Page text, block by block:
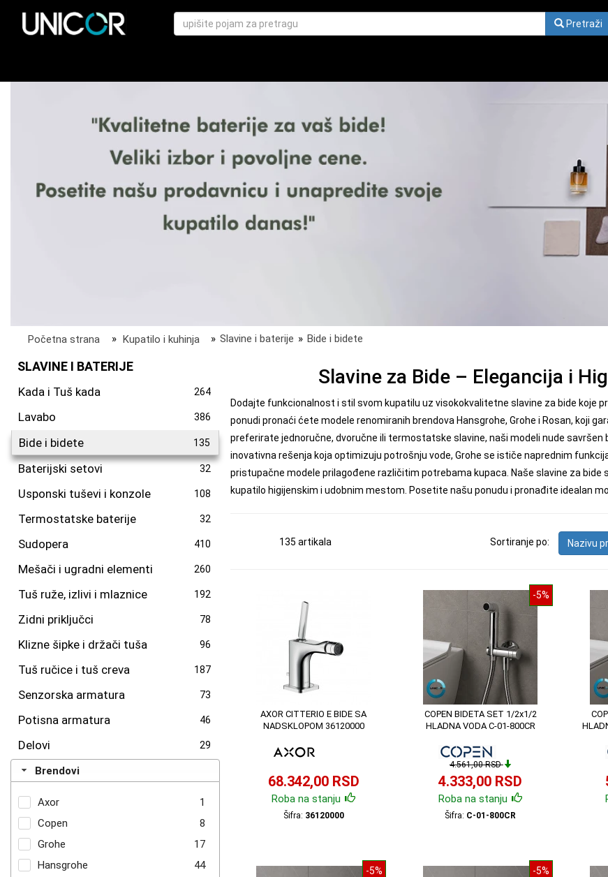
Pretraži
Početna strana » Kupatilo i kuhinja » Slavine i baterije » Bide i bidete
SLAVINE I BATERIJE
Kada i Tuš kada 264
Lavabo 386
Bide i bidete 135
Baterijski setovi 32
Usponski tuševi i konzole 108
Termostatske baterije 32
Sudopera 410
Mešači i ugradni elementi 260
Tuš ruže, izlivi i mlaznice 192
Zidni priključci 78
Klizne šipke i držači tuša 96
Tuš ručice i tuš creva 187
Senzorska armatura 73
Potisna armatura 46
Delovi 29
Brendovi
Axor
1
Copen
8
Grohe
17
Hansgrohe
44
Slavine za Bide – Elegancija i
Dodajte funkcionalnost i stil svom kupatilu uz visokokvalitetne slavine za bide koje
ponudi pronaći ćete modele renomiranih brendova Hansgrohe, Grohe i Rosan, koji
preferirate jednoručne, dvoručne ili termostatske slavine, naši modeli nude
inovativna rešenja koja optimizuju potrošnju vode, Grohe se ističe naprednim
pristupačne modele prilagođene različitim potrebama kupaca. Naše slavine za
kupatilo higijenskim i udobnim mestom. Posetite našu ponudu i pronađite idealan
135 artikala Sortiranje po: Nazivu
AXOR CITTERIO E BIDE SA
NADSKLOPOM 36120000
68.342,00 RSD
Roba na stanju
Šifra: 36120000
-5%
COPEN BIDETA SET 1/2x1/2
HLADNA VODA C-01-800CR
4.561,00 RSD
4.333,00 RSD
Roba na stanju
Šifra: C-01-800CR
-5% -5%